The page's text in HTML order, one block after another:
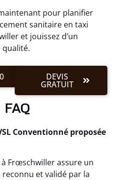
pour planifier
sanitaire en taxi
et jouissez d’un
qualité.
DEVIS
GRATUIT
FAQ
Conventionné proposée
à Frœschwiller assure un
et validé par la